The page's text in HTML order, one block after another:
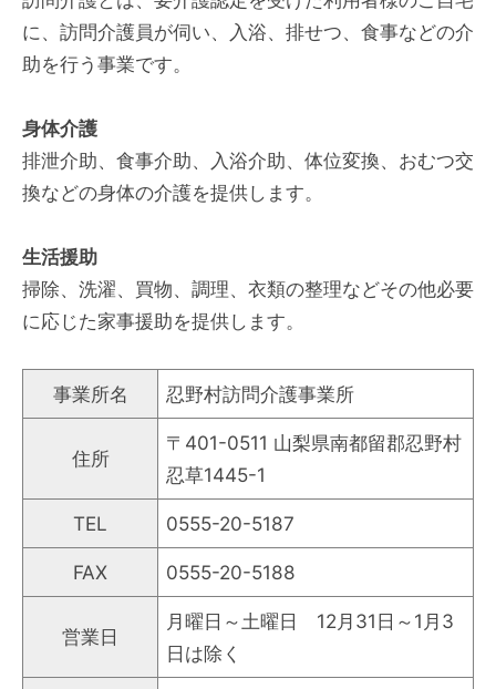
に、訪問介護員が伺い、入浴、排せつ、食事などの介
助を行う事業です。
身体介護
排泄介助、食事介助、入浴介助、体位変換、おむつ交
換などの身体の介護を提供します。
生活援助
掃除、洗濯、買物、調理、衣類の整理などその他必要
に応じた家事援助を提供します。
事業所名 忍野村訪問介護事業所
住所
〒401-0511 山梨県南都留郡忍野村
忍草1445-1
TEL 0555-20-5187
FAX 0555-20-5188
営業日
月曜日～土曜日 12月31日～1月3
日は除く